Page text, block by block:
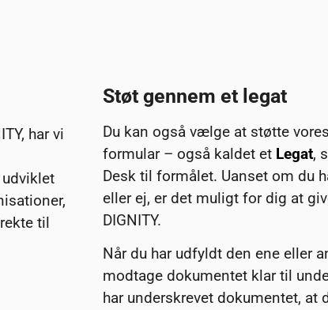
har vi
udviklet
til
Støt gennem et legat
Du kan også vælge at støtte
formular – også kaldet et Legat,
Desk til formålet. Uanset om du
eller ej, er det muligt for dig at
DIGNITY.
Når du har udfyldt den ene eller
modtage dokumentet klar til
har underskrevet dokumentet, at